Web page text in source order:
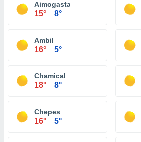
Aimogasta
15° 8°
Ambil
16° 5°
Chamical
18° 8°
Chepes
16° 5°